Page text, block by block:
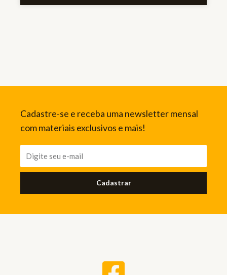
Cadastre-se e receba uma newsletter mensal
com materiais exclusivos e mais!
Cadastrar